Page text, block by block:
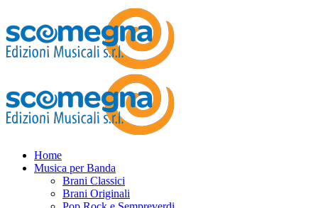
Home
Musica per Banda
Brani Classici
Brani Originali